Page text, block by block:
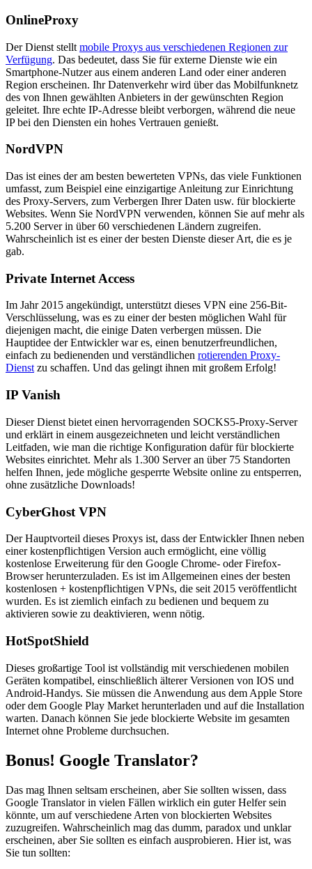
OnlineProxy
Der Dienst stellt mobile Proxys aus verschiedenen Regionen zur
Verfügung. Das bedeutet, dass Sie für externe Dienste wie ein
Smartphone-Nutzer aus einem anderen Land oder einer anderen
Region erscheinen. Ihr Datenverkehr wird über das Mobilfunknetz
des von Ihnen gewählten Anbieters in der gewünschten Region
geleitet. Ihre echte IP-Adresse bleibt verborgen, während die neue
IP bei den Diensten ein hohes Vertrauen genießt.
NordVPN
Das ist eines der am besten bewerteten VPNs, das viele Funktionen
umfasst, zum Beispiel eine einzigartige Anleitung zur Einrichtung
des Proxy-Servers, zum Verbergen Ihrer Daten usw. für blockierte
Websites. Wenn Sie NordVPN verwenden, können Sie auf mehr als
5.200 Server in über 60 verschiedenen Ländern zugreifen.
Wahrscheinlich ist es einer der besten Dienste dieser Art, die es je
gab.
Private Internet Access
Im Jahr 2015 angekündigt, unterstützt dieses VPN eine 256-Bit-
Verschlüsselung, was es zu einer der besten möglichen Wahl für
diejenigen macht, die einige Daten verbergen müssen. Die
Hauptidee der Entwickler war es, einen benutzerfreundlichen,
einfach zu bedienenden und verständlichen rotierenden Proxy-
Dienstzu schaffen. Und das gelingt ihnen mit großem Erfolg!
IP Vanish
Dieser Dienst bietet einen hervorragenden SOCKS5-Proxy-Server
und erklärt in einem ausgezeichneten und leicht verständlichen
Leitfaden, wie man die richtige Konfiguration dafür für blockierte
Websites einrichtet. Mehr als 1.300 Server an über 75 Standorten
helfen Ihnen, jede mögliche gesperrte Website online zu entsperren,
ohne zusätzliche Downloads!
CyberGhost VPN
Der Hauptvorteil dieses Proxys ist, dass der Entwickler Ihnen neben
einer kostenpflichtigen Version auch ermöglicht, eine völlig
kostenlose Erweiterung für den Google Chrome- oder Firefox-
Browser herunterzuladen. Es ist im Allgemeinen eines der besten
kostenlosen + kostenpflichtigen VPNs, die seit 2015 veröffentlicht
wurden. Es ist ziemlich einfach zu bedienen und bequem zu
aktivieren sowie zu deaktivieren, wenn nötig.
HotSpotShield
Dieses großartige Tool ist vollständig mit verschiedenen mobilen
Geräten kompatibel, einschließlich älterer Versionen von IOS und
Android-Handys. Sie müssen die Anwendung aus dem Apple Store
oder dem Google Play Market herunterladen und auf die Installation
warten. Danach können Sie jede blockierte Website im gesamten
Internet ohne Probleme durchsuchen.
Bonus! Google Translator?
Das mag Ihnen seltsam erscheinen, aber Sie sollten wissen, dass
Google Translator in vielen Fällen wirklich ein guter Helfer sein
könnte, um auf verschiedene Arten von blockierten Websites
zuzugreifen. Wahrscheinlich mag das dumm, paradox und unklar
erscheinen, aber Sie sollten es einfach ausprobieren. Hier ist, was
Sie tun sollten: